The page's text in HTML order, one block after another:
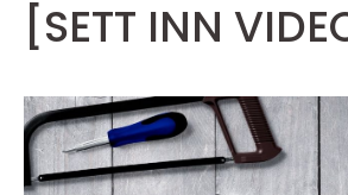
[SETT INN